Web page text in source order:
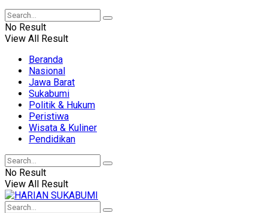
No Result
View All Result
Beranda
Nasional
Jawa Barat
Sukabumi
Politik & Hukum
Peristiwa
Wisata & Kuliner
Pendidikan
No Result
View All Result